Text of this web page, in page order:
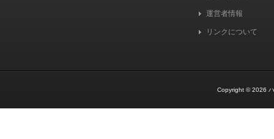
運営者情報
リンクについて
Copyright © 2026